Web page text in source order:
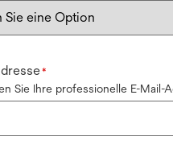
*
Sie Ihre professionelle E-Mail-